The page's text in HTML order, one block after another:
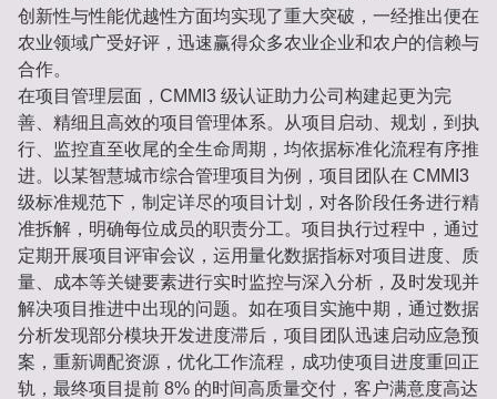
创新性与性能优越性方面均实现了重大突破，一经推出便在
农业领域广受好评，迅速赢得众多农业企业和农户的信赖与
合作。
在项目管理层面，CMMI3 级认证助力公司构建起更为完
善、精细且高效的项目管理体系。从项目启动、规划，到执
行、监控直至收尾的全生命周期，均依据标准化流程有序推
进。以某智慧城市综合管理项目为例，项目团队在 CMMI3
级标准规范下，制定详尽的项目计划，对各阶段任务进行精
准拆解，明确每位成员的职责分工。项目执行过程中，通过
定期开展项目评审会议，运用量化数据指标对项目进度、质
量、成本等关键要素进行实时监控与深入分析，及时发现并
解决项目推进中出现的问题。如在项目实施中期，通过数据
分析发现部分模块开发进度滞后，项目团队迅速启动应急预
案，重新调配资源，优化工作流程，成功使项目进度重回正
轨，最终项目提前 8% 的时间高质量交付，客户满意度高达